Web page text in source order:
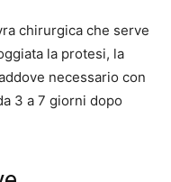
chirurgica che serve
la protesi, la
necessario con
3 a 7 giorni dopo